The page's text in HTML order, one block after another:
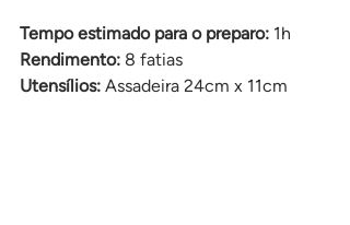
Tempo estimado para o preparo: 1h
Rendimento: 8 fatias
Utensílios: Assadeira 24cm x 11cm